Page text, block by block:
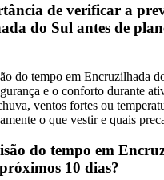
de verificar a
do Sul antes de
do tempo em Encruzilhada
e o conforto durante
ventos fortes ou
o que vestir e quais
do tempo em
10 dias?